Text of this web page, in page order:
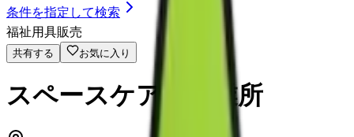
条件を指定して検索
福祉用具販売
共有する お気に入り
スペースケア柏営業所